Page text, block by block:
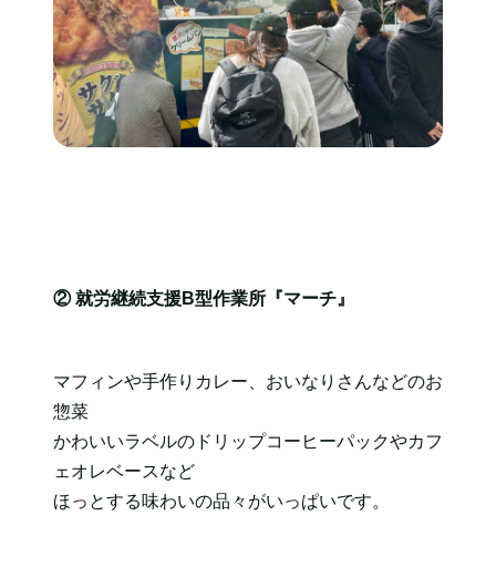
② 就労継続支援B型作業所『マーチ』
マフィンや手作りカレー、おいなりさんなどのお
惣菜
かわいいラベルのドリップコーヒーパックやカフ
ェオレベースなど
ほっとする味わいの品々がいっぱいです。